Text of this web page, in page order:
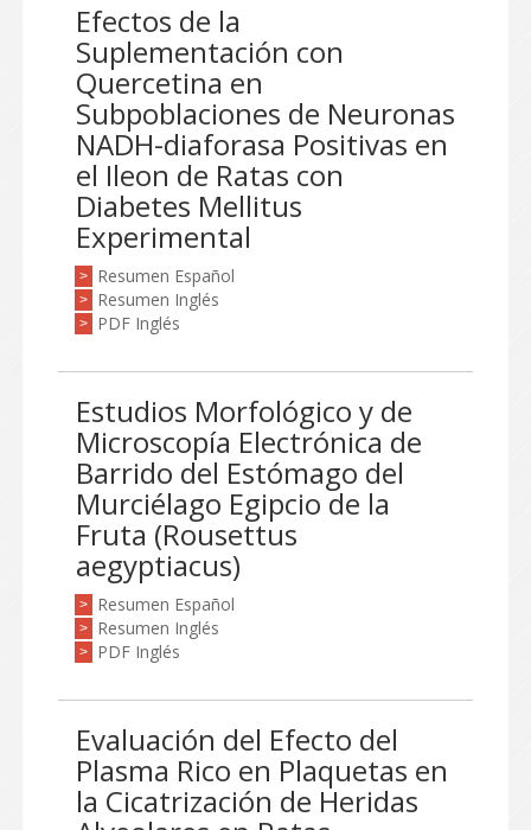
Efectos de la
Suplementación con
Quercetina en
Subpoblaciones de Neuronas
NADH-diaforasa Positivas en
el Ileon de Ratas con
Diabetes Mellitus
Experimental
> Resumen Español
> Resumen Inglés
> PDF Inglés
Estudios Morfológico y de
Microscopía Electrónica de
Barrido del Estómago del
Murciélago Egipcio de la
Fruta (Rousettus
aegyptiacus)
> Resumen Español
> Resumen Inglés
> PDF Inglés
Evaluación del Efecto del
Plasma Rico en Plaquetas en
la Cicatrización de Heridas